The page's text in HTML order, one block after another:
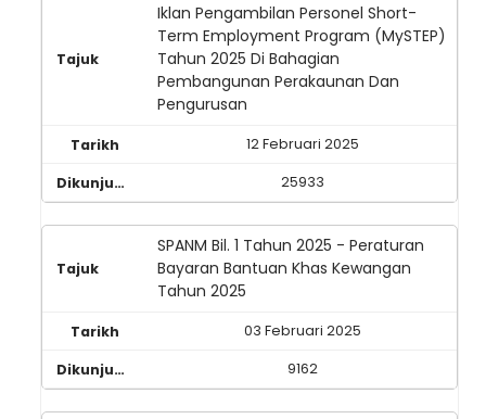
Iklan Pengambilan Personel Short-
Term Employment Program (MySTEP)
Tahun 2025 Di Bahagian
Pembangunan Perakaunan Dan
Pengurusan
12 Februari 2025
25933
SPANM Bil. 1 Tahun 2025 - Peraturan
Bayaran Bantuan Khas Kewangan
Tahun 2025
03 Februari 2025
9162